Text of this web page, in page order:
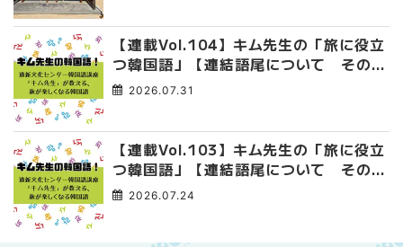
【連載Vol.104】キム先生の「旅に役立
つ韓国語」【連結語尾について その
4】2026.07.31
【連載Vol.103】キム先生の「旅に役立
つ韓国語」【連結語尾について その
3】2026.07.24